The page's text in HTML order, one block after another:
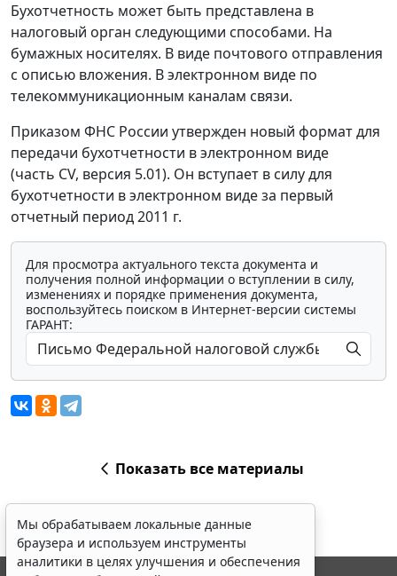
Бухотчетность может быть представлена в
налоговый орган следующими способами. На
бумажных носителях. В виде почтового отправления
с описью вложения. В электронном виде по
телекоммуникационным каналам связи.
Приказом ФНС России утвержден новый формат для
передачи бухотчетности в электронном виде
(часть CV, версия 5.01). Он вступает в силу для
бухотчетности в электронном виде за первый
отчетный период 2011 г.
Для просмотра актуального текста документа и
получения полной информации о вступлении в силу,
изменениях и порядке применения документа,
воспользуйтесь поиском в Интернет-версии системы
ГАРАНТ:
Показать все материалы
Мы обрабатываем локальные данные
браузера и используем инструменты
аналитики в целях улучшения и обеспечения